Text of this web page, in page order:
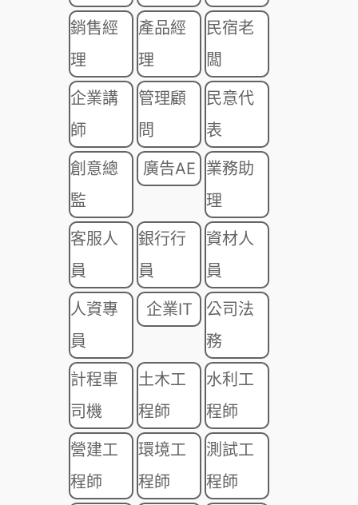
銷售經
理
產品經
理
民宿老
闆
企業講
師
管理顧
問
民意代
表
創意總
監
廣告AE
業務助
理
客服人
員
銀行行
員
資材人
員
人資專
員
企業IT
公司法
務
計程車
司機
土木工
程師
水利工
程師
營建工
程師
環境工
程師
測試工
程師